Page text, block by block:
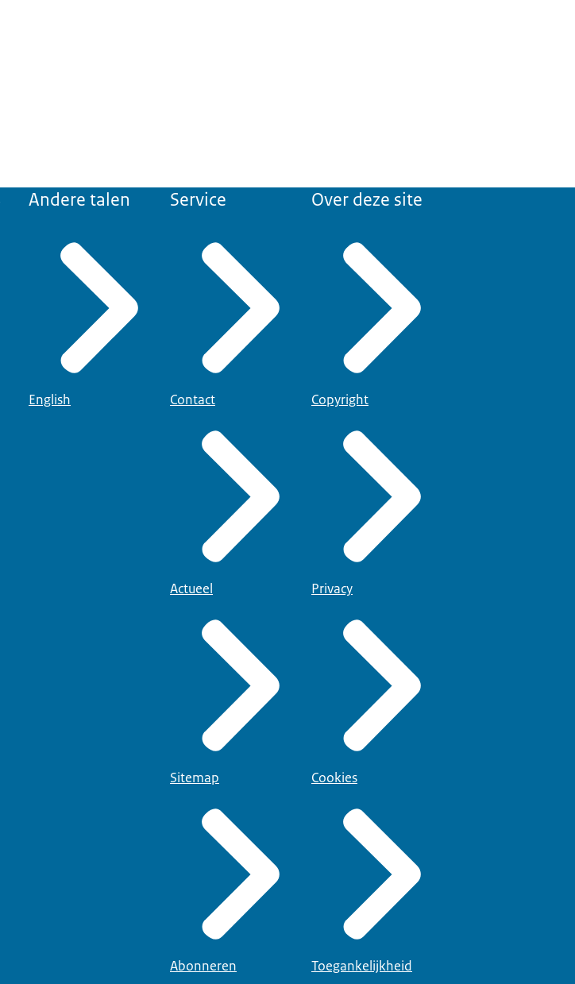
Andere talen
English
Service
Contact
Actueel
Sitemap
Abonneren
Over deze site
Copyright
Privacy
Cookies
Toegankelijkheid